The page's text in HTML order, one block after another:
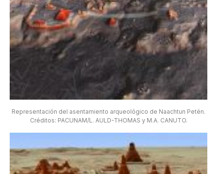
Representación del asentamiento arqueológico de Naachtun Petén.
Créditos: PACUNAM/L. AULD-THOMAS y M.A. CANUTO.